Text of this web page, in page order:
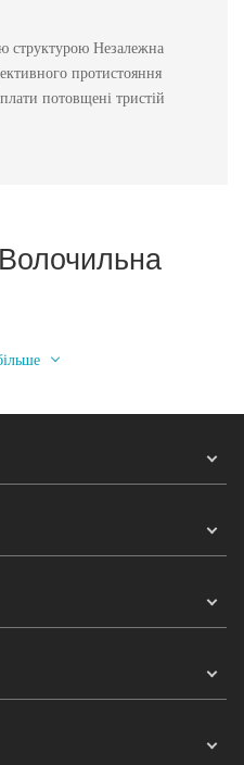
структурою Незалежна
протистояння
потовщені тристій